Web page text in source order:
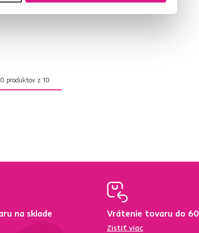
produktov z 10
na sklade Vrátenie tovaru do
Zistiť viac